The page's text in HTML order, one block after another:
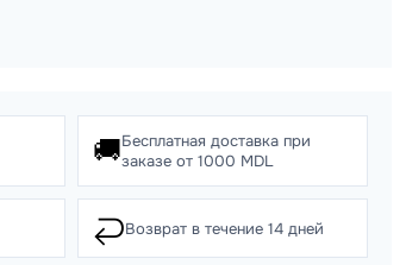
🚚Бесплатная доставка при
заказе от 1000 MDL
↩️Возврат в течение 14 дней